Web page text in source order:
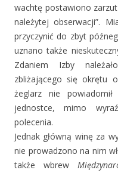
wachtę postawiono
należytej obserwacji”.
przyczynić do zbyt
uznano także
Zdaniem Izby
zbliżającego się okrętu
żeglarz nie
jednostce, mimo
polecenia.
Jednak główną winę za
nie prowadzono na nim
także wbrew